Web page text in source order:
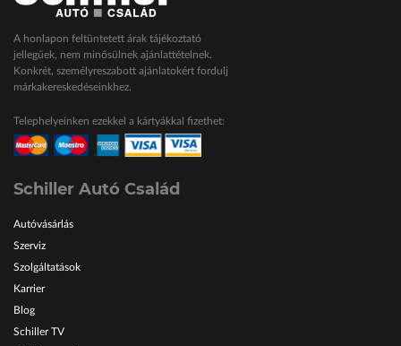
VW Haszonjárművek
VW Service Schiller
ŠKODA Schiller
Karosszéria Centrum
A honlapon feltüntetett árak tájékoztató
jellegűek, nem minősülnek ajánlattételnek.
Konkrét, személyreszabott ajánlatokért fordulj
márkakereskedéseinkhez.
Telephelyeinken ezekkel a kártyákkal fizethet:
Schiller Autó Család
Autóvásárlás
Szerviz
Szolgáltatások
Karrier
Blog
Schiller TV